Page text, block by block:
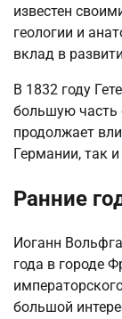
известен
геологии и
вклад в
В 1832 году
большую часть
продолжает
Германии, так
Ранние
Иоганн
года в городе
большой